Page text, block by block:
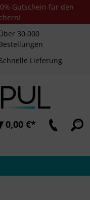
30.000
Schnelle Lieferung
0,00 €*
Gutschein für den